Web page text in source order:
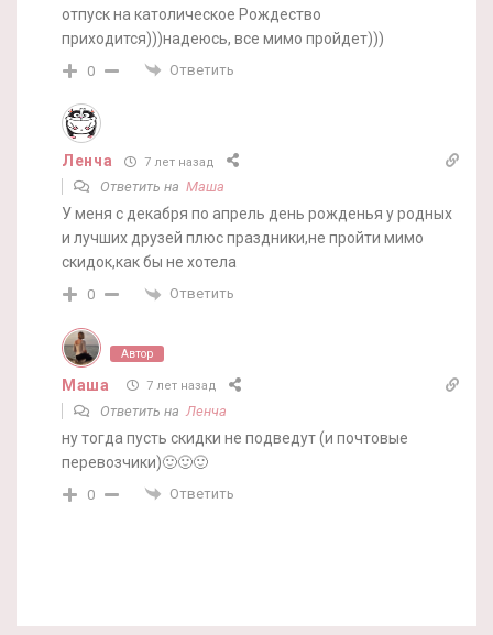
отпуск на католическое Рождество
приходится)))надеюсь, все мимо пройдет)))
0 Ответить
Ленча 7 лет назад
Ответить на Маша
У меня с декабря по апрель день рожденья у родных
и лучших друзей плюс праздники,не пройти мимо
скидок,как бы не хотела
0 Ответить
Автор
Маша 7 лет назад
Ответить на Ленча
ну тогда пусть скидки не подведут (и почтовые
перевозчики)🙂🙂🙂
0 Ответить